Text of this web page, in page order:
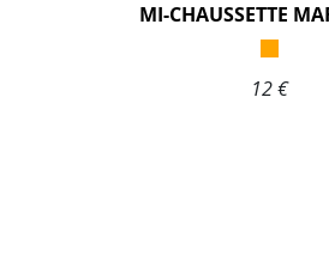
MI-CHAUSSETTE
12 €